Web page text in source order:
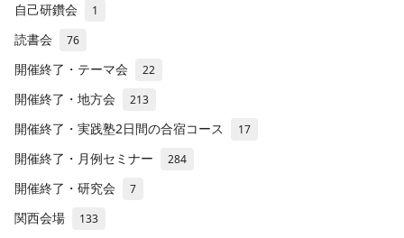
自己研鑽会 1
読書会 76
開催終了・テーマ会 22
開催終了・地方会 213
開催終了・実践塾2日間の合宿コース 17
開催終了・月例セミナー 284
開催終了・研究会 7
関西会場 133